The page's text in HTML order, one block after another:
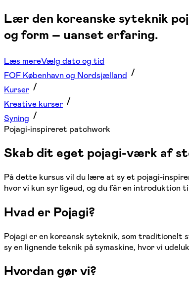
Lær den koreanske syteknik
og form – uanset erfaring.
Læs mereVælg dato og tid
FOF København og Nordsjælland
Kurser
Kreative kurser
Syning
Pojagi-inspireret patchwork
Skab dit eget pojagi-værk af
På dette kursus vil du lære at sy et pojagi-
hvor vi kun syr ligeud, og du får en
Hvad er Pojagi?
Pojagi er en koreansk syteknik, som traditionelt
sy en lignende teknik på symaskine, hvor vi
Hvordan gør vi?